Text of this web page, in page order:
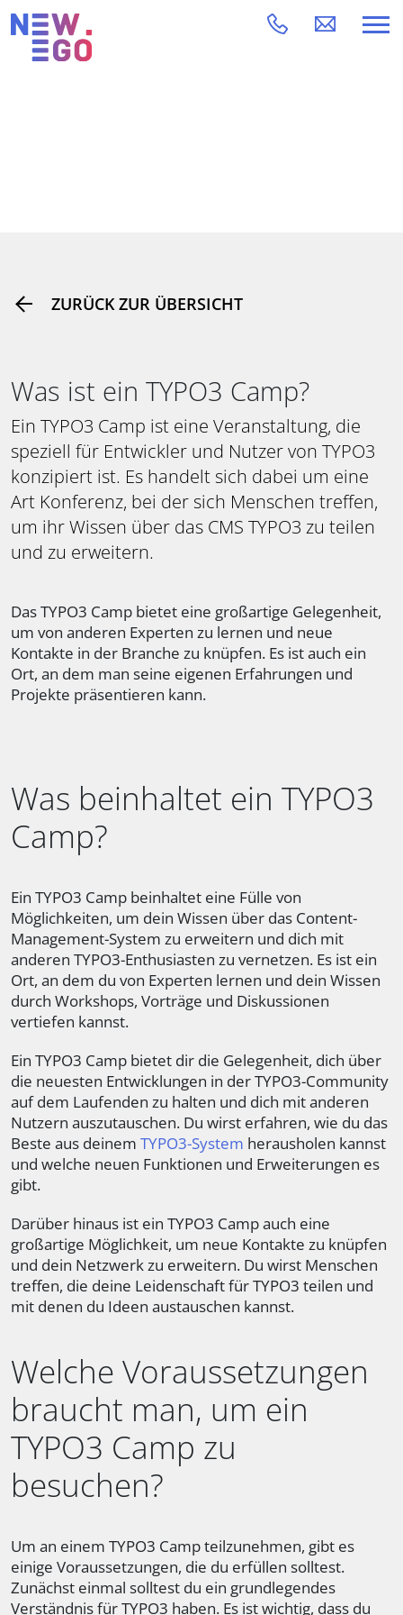
ZURÜCK ZUR ÜBERSICHT
Was ist ein TYPO3 Camp?
Ein TYPO3 Camp ist eine Veranstaltung, die
speziell für Entwickler und Nutzer von TYPO3
konzipiert ist. Es handelt sich dabei um eine
Art Konferenz, bei der sich Menschen treffen,
um ihr Wissen über das CMS TYPO3 zu teilen
und zu erweitern.
Das TYPO3 Camp bietet eine großartige Gelegenheit,
um von anderen Experten zu lernen und neue
Kontakte in der Branche zu knüpfen. Es ist auch ein
Ort, an dem man seine eigenen Erfahrungen und
Projekte präsentieren kann.
Was beinhaltet ein TYPO3
Camp?
Ein TYPO3 Camp beinhaltet eine Fülle von
Möglichkeiten, um dein Wissen über das Content-
Management-System zu erweitern und dich mit
anderen TYPO3-Enthusiasten zu vernetzen. Es ist ein
Ort, an dem du von Experten lernen und dein Wissen
durch Workshops, Vorträge und Diskussionen
vertiefen kannst.
Ein TYPO3 Camp bietet dir die Gelegenheit, dich über
die neuesten Entwicklungen in der TYPO3-Community
auf dem Laufenden zu halten und dich mit anderen
Nutzern auszutauschen. Du wirst erfahren, wie du das
Beste aus deinem TYPO3-System herausholen kannst
und welche neuen Funktionen und Erweiterungen es
gibt.
Darüber hinaus ist ein TYPO3 Camp auch eine
großartige Möglichkeit, um neue Kontakte zu knüpfen
und dein Netzwerk zu erweitern. Du wirst Menschen
treffen, die deine Leidenschaft für TYPO3 teilen und
mit denen du Ideen austauschen kannst.
Welche Voraussetzungen
braucht man, um ein
TYPO3 Camp zu
besuchen?
Um an einem TYPO3 Camp teilzunehmen, gibt es
einige Voraussetzungen, die du erfüllen solltest.
Zunächst einmal solltest du ein grundlegendes
Verständnis für TYPO3 haben. Es ist wichtig, dass du